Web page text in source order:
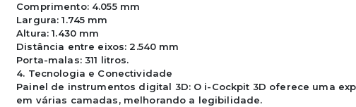
Comprimento: 4.055 mm
Largura: 1.745 mm
Altura: 1.430 mm
Distância entre eixos: 2.540 mm
Porta-malas: 311 litros.
4. Tecnologia e Conectividade
Painel de instrumentos digital 3D: O i-Cockpit 3D oferece uma
em várias camadas, melhorando a legibilidade.